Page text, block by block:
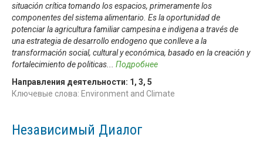
situación crítica tomando los espacios, primeramente los
componentes del sistema alimentario. Es la oportunidad de
potenciar la agricultura familiar campesina e indigena a través de
una estrategia de desarrollo endogeno que conlleve a la
transformación social, cultural y económica, basado en la creación y
fortalecimiento de politicas
Подробнее
Направления деятельности: 1 , 3, 5
Ключевые слова: Environment and Climate
Независимый Диалог